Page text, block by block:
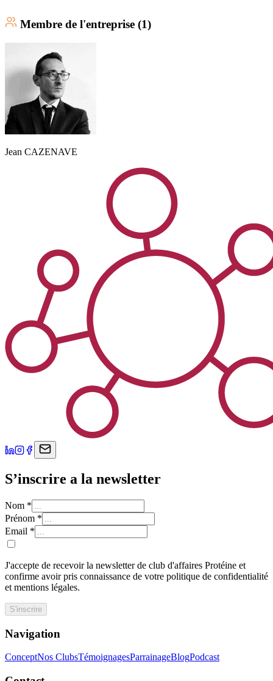
Membre de l'entreprise (1)
Jean CAZENAVE
S’inscrire a la newsletter
Nom *
Prénom *
Email *
J'accepte de recevoir la newsletter de club d'affaires Protéine et
confirme avoir pris connaissance de votre politique de confidentialité
et mentions légales.
S'inscrire
Navigation
ConceptNos ClubsTémoignagesParrainageBlogPodcast